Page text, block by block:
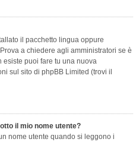
il pacchetto lingua oppure
a chiedere agli amministratori se è
puoi fare tu una nuova
sul sito di phpBB Limited (trovi il
il mio nome utente?
nome utente quando si leggono i